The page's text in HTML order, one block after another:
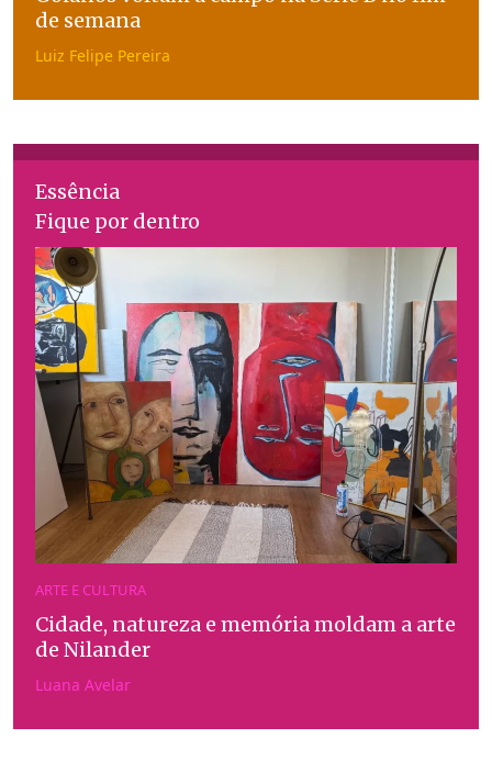
de semana
Luiz Felipe Pereira
Essência
Fique por dentro
ARTE E CULTURA
Cidade, natureza e memória moldam a arte
de Nilander
Luana Avelar